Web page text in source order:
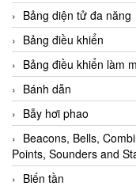
Bảng diện tử đa năng
Bảng điều khiển
Bảng điều khiển làm
Bánh dẫn
Bẫy hơi phao
Beacons, Bells,
Points, Sounders and
Biến tần